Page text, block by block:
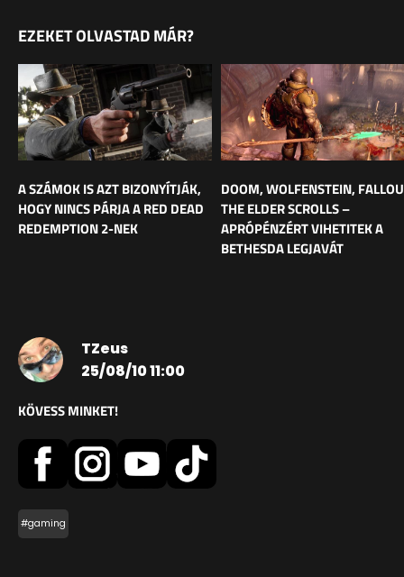
EZEKET OLVASTAD MÁR?
A SZÁMOK IS AZT BIZONYÍTJÁK,
HOGY NINCS PÁRJA A RED DEAD
REDEMPTION 2-NEK
DOOM, WOLFENSTEIN,
THE ELDER SCROLLS –
APRÓPÉNZÉRT VIHETITEK A
BETHESDA LEGJAVÁT
TZeus
25/08/10 11:00
KÖVESS MINKET!
#gaming